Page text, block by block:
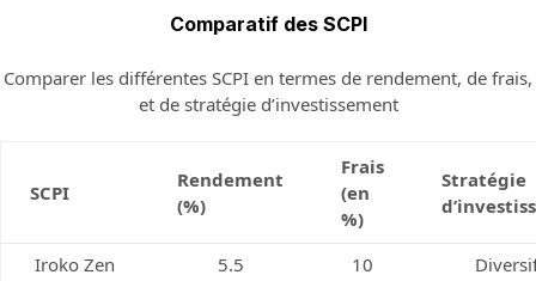
Comparatif des SCPI
Comparer les différentes SCPI en termes de rendement, de frais,
et de stratégie d’investissement
SCPI
Rendement
(%)
Frais
(en
%)
Stratégie
Iroko Zen 5.5 10